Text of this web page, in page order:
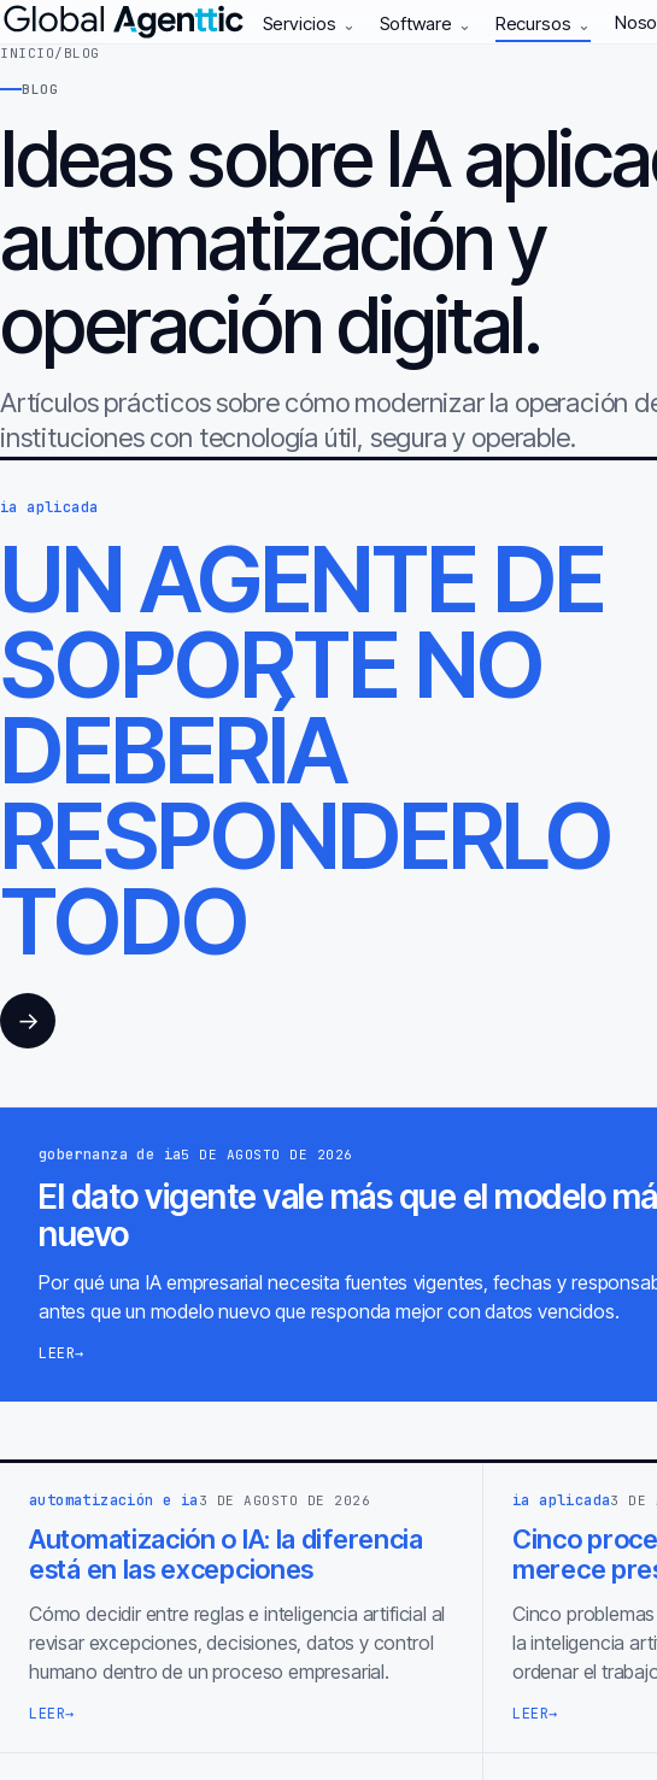
Servicios ⌄ Software ⌄ Recursos ⌄
INICIO/ BLOG
BLOG
Ideas sobre IA
automatización y
operación digital.
Artículos prácticos sobre cómo modernizar la operación
instituciones con tecnología útil, segura y operable.
ia aplicada
UN AGENTE DE
SOPORTE NO
DEBERÍA
RESPONDERLO
TODO
→
gobernanza de ia5 DE AGOSTO DE 2026
El dato vigente vale más que el modelo
nuevo
Por qué una IA empresarial necesita fuentes vigentes, fechas y
antes que un modelo nuevo que responda mejor con datos vencidos.
LEER→
automatización e ia 3 DE AGOSTO DE 2026
Automatización o IA: la diferencia
está en las excepciones
Cómo decidir entre reglas e inteligencia artificial al
revisar excepciones, decisiones, datos y control
humano dentro de un proceso empresarial.
LEER→
ia aplicada3 DE
Cinco
merece
Cinco
la inteligencia
ordenar el
LEER→